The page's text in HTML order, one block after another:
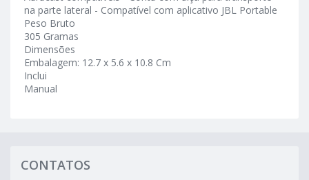
na parte lateral - Compatível com aplicativo JBL Portable
Peso Bruto
305 Gramas
Dimensões
Embalagem: 12.7 x 5.6 x 10.8 Cm
Inclui
Manual
CONTATOS